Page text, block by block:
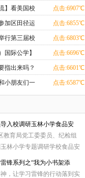
】看美国校
中
点击:6907℃
加区田径运
点击:6855℃
行第三届校
点击:6803℃
国际公学】
你来
点击:6696℃
指出来吗？ 点击:6601℃
小朋友们一
圣节
点击:6587℃
入校调研玉林小学食品安
教育局党工委委员、纪检组
林小学专题调研学校食品安
锋系列之“我为小书架添
，让学习雷锋的行动落到实